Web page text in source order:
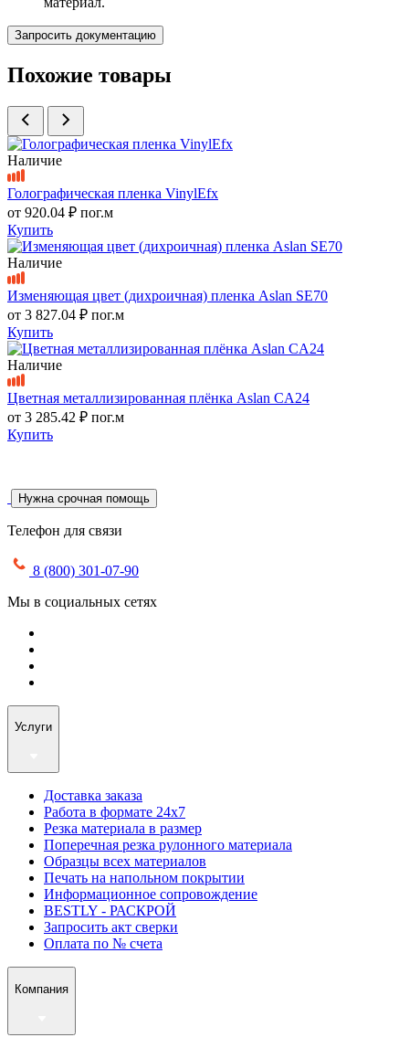
Запросить документацию
Похожие товары
Наличие
Голографическая пленка VinylEfx
от 920.04 ₽ пог.м
Купить
Наличие
Изменяющая цвет (дихроичная) пленка Aslan SE70
от 3 827.04 ₽ пог.м
Купить
Наличие
Цветная металлизированная плёнка Aslan CA24
от 3 285.42 ₽ пог.м
Купить
Нужна срочная помощь
Телефон для связи
8 (800) 301-07-90
Мы в социальных сетях
Услуги
Доставка заказа
Работа в формате 24х7
Резка материала в размер
Поперечная резка рулонного материала
Образцы всех материалов
Печать на напольном покрытии
Информационное сопровождение
BESTLY - РАСКРОЙ
Запросить акт сверки
Оплата по № счета
Компания